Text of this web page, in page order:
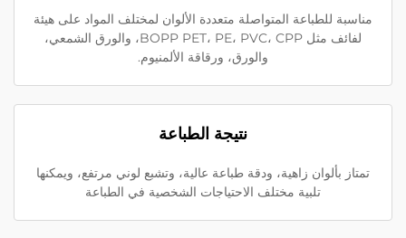
مناسبة للطباعة المتواصلة متعددة الألوان لمختلف المواد على هيئة
لفائف مثل BOPP PET، PE، PVC، CPP، والورق الشمعي،
والورق، ورقاقة الألمنيوم.
نتيجة الطباعة
تمتاز بألوان زاهية، ودقة طباعة عالية، وتشبع لوني مرتفع، ويمكنها
تلبية مختلف الاحتياجات الشخصية في الطباعة